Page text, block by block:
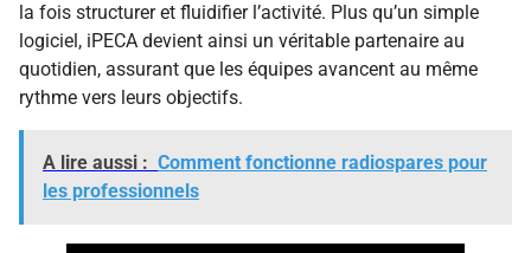
la fois structurer et fluidifier l’activité. Plus qu’un simple
logiciel, iPECA devient ainsi un véritable partenaire au
quotidien, assurant que les équipes avancent au même
rythme vers leurs objectifs.
A lire aussi : Comment fonctionne radiospares pour
les professionnels